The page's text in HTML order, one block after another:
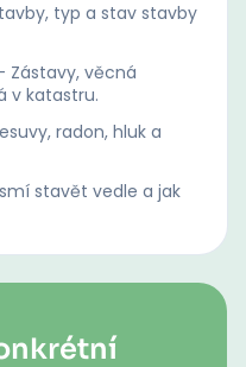
typ a stav stavby
Zástavy, věcná
v katastru.
radon, hluk a
stavět vedle a jak